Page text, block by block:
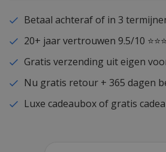
Betaal achteraf of in 3
20+ jaar vertrouwen 9.5/10
Gratis verzending uit eigen
Nu gratis retour + 365 dagen
Luxe cadeaubox of gratis